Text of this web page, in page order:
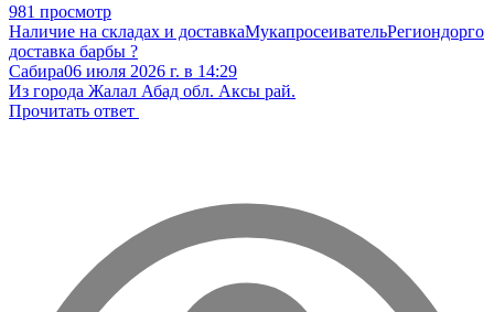
981 просмотр
Наличие на складах и доставкаМукапросеивательРегиондорго
доставка барбы ?
Сабира06 июля 2026 г. в 14:29
Из города Жалал Абад обл. Аксы рай.
Прочитать ответ